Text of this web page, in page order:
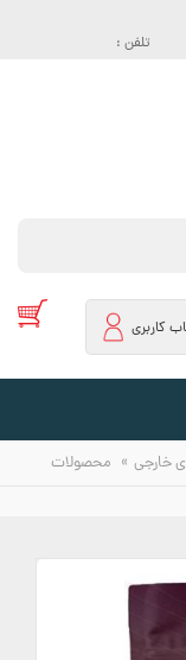
تلفن :
کاربری
خارجی » محصولات